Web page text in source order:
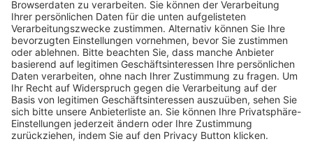
Trainerausbildung
Schulungsangebot Vereinsmitarbeiter
BFV-Geschäftsstellen
Trainerbörse
Login SpielPlus
FOLGE DEM BFV